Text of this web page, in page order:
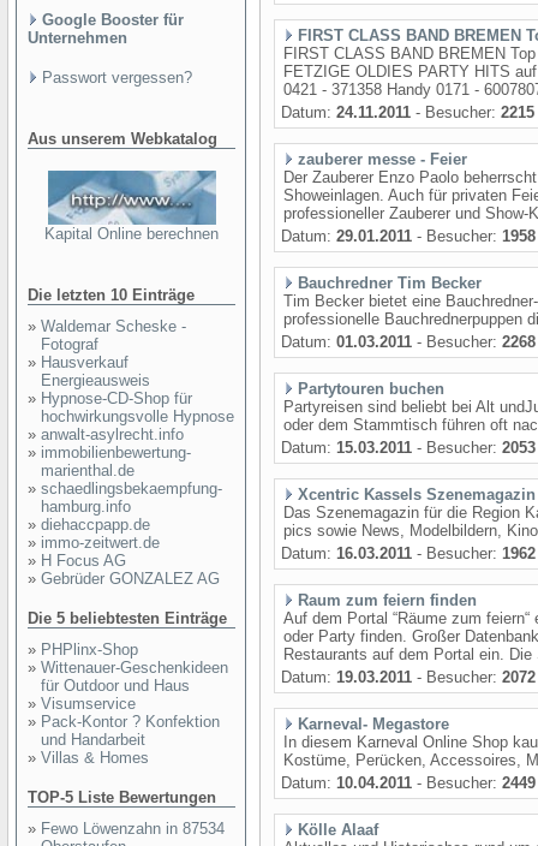
Google Booster für
Unternehmen
Passwort vergessen?
Aus unserem Webkatalog
Kapital Online berechnen
Die letzten 10 Einträge
» Waldemar Scheske -
Fotograf
» Hausverkauf
Energieausweis
» Hypnose-CD-Shop für
hochwirkungsvolle Hypnose
» anwalt-asylrecht.info
» immobilienbewertung-
marienthal.de
» schaedlingsbekaempfung-
hamburg.info
» diehaccpapp.de
» immo-zeitwert.de
» H Focus AG
» Gebrüder GONZALEZ AG
Die 5 beliebtesten Einträge
» PHPlinx-Shop
» Wittenauer-Geschenkideen
für Outdoor und Haus
» Visumservice
» Pack-Kontor ? Konfektion
und Handarbeit
» Villas & Homes
TOP-5 Liste Bewertungen
» Fewo Löwenzahn in 87534
FIRST CLASS BAND BREMEN
FIRST CLASS BAND BREMEN
FETZIGE OLDIES PARTY HITS
0421 - 371358 Handy 0171 -
Datum: 24.11.2011 - Besucher: 2215
zauberer messe - Feier
Der Zauberer Enzo Paolo
Showeinlagen. Auch für privaten
professioneller Zauberer und
Datum: 29.01.2011 - Besucher: 1958
Bauchredner Tim Becker
Tim Becker bietet eine
professionelle Bauchrednerpuppen
Datum: 01.03.2011 - Besucher: 2268
Partytouren buchen
Partyreisen sind beliebt bei Alt
oder dem Stammtisch führen oft
Datum: 15.03.2011 - Besucher: 2053
Xcentric Kassels Szenemagazin
Das Szenemagazin für die Region
pics sowie News, Modelbildern,
Datum: 16.03.2011 - Besucher: 1962
Raum zum feiern finden
Auf dem Portal “Räume zum
oder Party finden. Großer
Restaurants auf dem Portal ein.
Datum: 19.03.2011 - Besucher: 2072
Karneval- Megastore
In diesem Karneval Online Shop
Kostüme, Perücken, Accessoires,
Datum: 10.04.2011 - Besucher: 2449
Kölle Alaaf